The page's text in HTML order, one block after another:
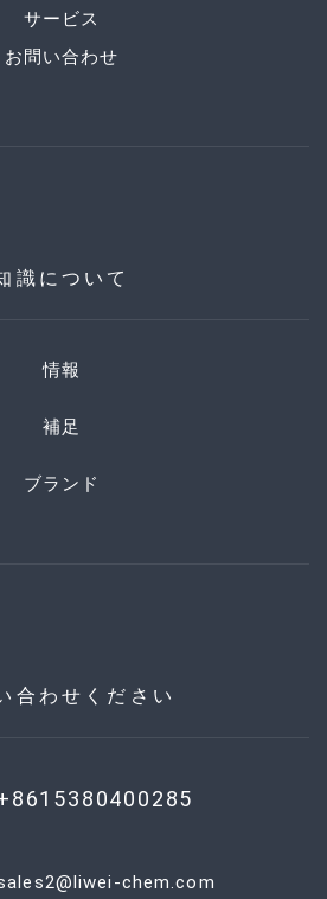
サービス
お問い合わせ
識について
情報
補足
ブランド
合わせください
chem.com